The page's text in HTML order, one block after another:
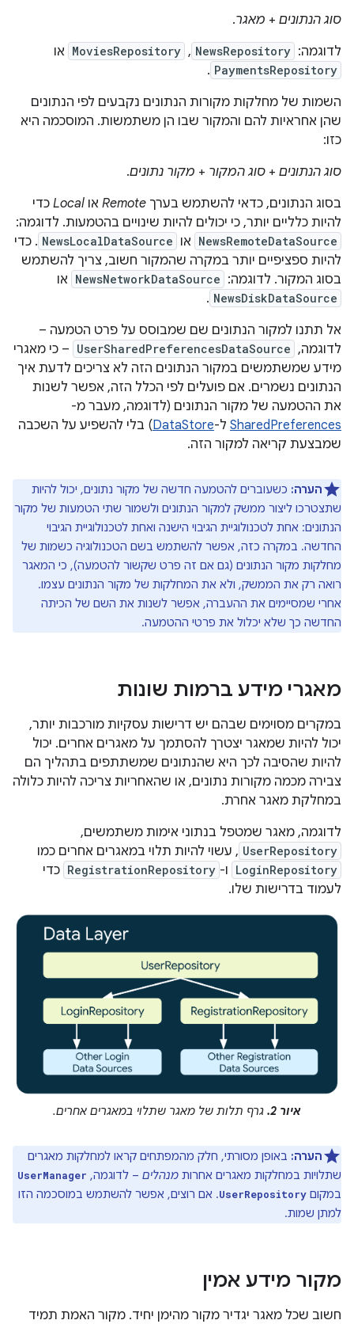
סוג הנתונים + מאגר.
לדוגמה: NewsRepository
,‏
MoviesRepository או
PaymentsRepository
.
השמות של מחלקות מקורות הנתונים נקבעים לפי הנתונים
שהן אחראיות להם והמקור שבו הן משתמשות. המוסכמה היא
כזו:
סוג הנתונים + סוג המקור + מקור נתונים.
בסוג הנתונים, כדאי להשתמש בערך Remote או Local כדי
להיות כלליים יותר, כי יכולים להיות שינויים בהטמעות. לדוגמה:
NewsRemoteDataSource או NewsLocalDataSource . כדי
להיות ספציפיים יותר במקרה שהמקור חשוב, צריך להשתמש
בסוג המקור. לדוגמה: NewsNetworkDataSource או
NewsDiskDataSource
.
אל תתנו למקור הנתונים שם שמבוסס על פרט הטמעה –
לדוגמה, UserSharedPreferencesDataSource – כי מאגרי
מידע שמשתמשים במקור הנתונים הזה לא צריכים לדעת איך
הנתונים נשמרים. אם פועלים לפי הכלל הזה, אפשר לשנות
את ההטמעה של מקור הנתונים (לדוגמה, מעבר מ-
SharedPreferences ל-DataStore) בלי להשפיע על השכבה
שמבצעת קריאה למקור הזה.
הערה: כשעוברים להטמעה חדשה של מקור נתונים, יכול להיות
שתצטרכו ליצור ממשק למקור הנתונים ולשמור שתי הטמעות של מקור
הנתונים: אחת לטכנולוגיית הגיבוי הישנה ואחת לטכנולוגיית הגיבוי
החדשה. במקרה כזה, אפשר להשתמש בשם הטכנולוגיה כשמות של
מחלקות מקור הנתונים (גם אם זה פרט שקשור להטמעה), כי המאגר
רואה רק את הממשק, ולא את המחלקות של מקור הנתונים עצמו.
אחרי שמסיימים את ההעברה, אפשר לשנות את השם של הכיתה
החדשה כך שלא יכלול את פרטי ההטמעה.
מאגרי מידע ברמות שונות
במקרים מסוימים שבהם יש דרישות עסקיות מורכבות יותר,
יכול להיות שמאגר יצטרך להסתמך על מאגרים אחרים. יכול
להיות שהסיבה לכך היא שהנתונים שמשתתפים בתהליך הם
צבירה מכמה מקורות נתונים, או שהאחריות צריכה להיות כלולה
במחלקת מאגר אחרת.
לדוגמה, מאגר שמטפל בנתוני אימות משתמשים,
UserRepository , עשוי להיות תלוי במאגרים אחרים כמו
LoginRepository ו- RegistrationRepository כדי
לעמוד בדרישות שלו.
איור 2. גרף תלות של מאגר שתלוי במאגרים אחרים.
הערה: באופן מסורתי, חלק מהמפתחים קראו למחלקות מאגרים
שתלויות במחלקות מאגרים אחרות מנהלים – לדוגמה, UserManager
במקום UserRepository. אם רוצים, אפשר להשתמש במוסכמה הזו
למתן שמות.
מקור מידע אמין
חשוב שכל מאגר יגדיר מקור מהימן יחיד. מקור האמת תמיד